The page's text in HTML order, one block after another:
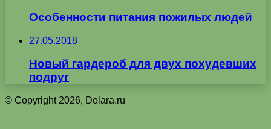
Особенности питания пожилых людей
27.05.2018
Новый гардероб для двух похудевших
подруг
© Copyright 2026, Dolara.ru